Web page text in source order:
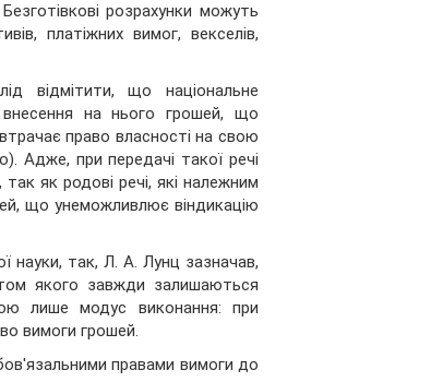
розрахунки можуть
платіжних вимог, векселів,
відмітити, що національне
внесення на нього грошей, що
право власності на свою
Адже, при передачі такої речі
як родові речі, які належним
що унеможливлює віндикацію
науки, так, Л. А. Лунц зазначав,
якого завжди залишаються
лише модус виконання: при
вимоги грошей.
правами вимоги до